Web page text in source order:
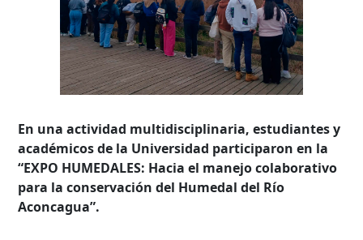
En una actividad multidisciplinaria, estudiantes y
académicos de la Universidad participaron en la
“EXPO HUMEDALES: Hacia el manejo colaborativo
para la conservación del Humedal del Río
Aconcagua”.